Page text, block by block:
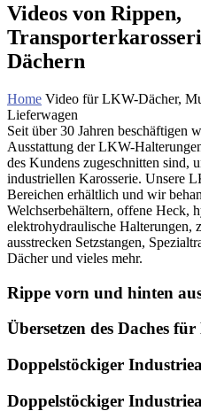
Videos von Rippen,
Dächern
Home Video für LKW-Dächer,
Lieferwagen
Seit über 30 Jahren beschäftigen
Ausstattung der LKW-
des Kundens zugeschnitten sind,
industriellen Karosserie. Unsere
Bereichen erhältlich und wir
Welchserbehältern, offene Heck,
elektrohydraulische
ausstrecken Setzstangen,
Dächer und vieles mehr.
Rippe vorn und hinten
Übersetzen des Daches
Doppelstöckiger
Doppelstöckiger